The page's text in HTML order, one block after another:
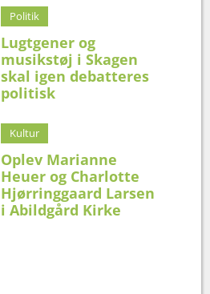
Politik
Lugtgener og
musikstøj i Skagen
skal igen debatteres
politisk
Kultur
Oplev Marianne
Heuer og Charlotte
Hjørringgaard Larsen
i Abildgård Kirke